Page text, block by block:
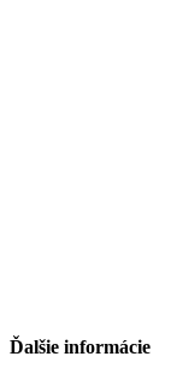
Ďalšie informácie